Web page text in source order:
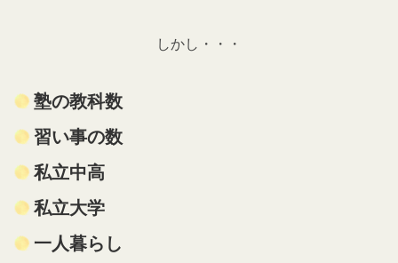
しかし・・・
塾の教科数
習い事の数
私立中高
私立大学
一人暮らし